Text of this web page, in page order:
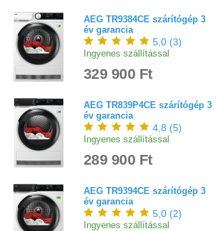
AEG TR9384CE szárítógép 3
év garancia
5,0 (3)
Ingyenes szállítással
329 900 Ft
AEG TR839P4CE szárítógép 3
év garancia
4,8 (5)
Ingyenes szállítással
289 900 Ft
AEG TR9394CE szárítógép 3
év garancia
5,0 (2)
Ingyenes szállítással